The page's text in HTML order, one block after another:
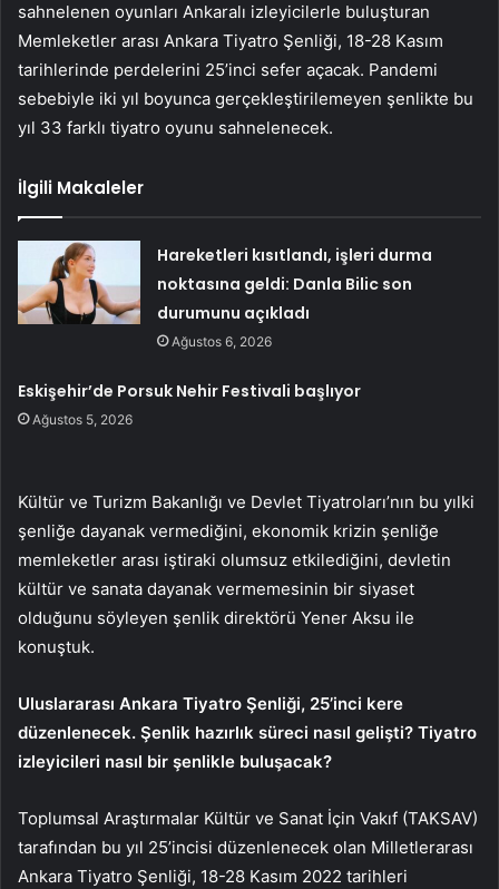
sahnelenen oyunları Ankaralı izleyicilerle buluşturan
Memleketler arası Ankara Tiyatro Şenliği, 18-28 Kasım
tarihlerinde perdelerini 25’inci sefer açacak. Pandemi
sebebiyle iki yıl boyunca gerçekleştirilemeyen şenlikte bu
yıl 33 farklı tiyatro oyunu sahnelenecek.
İlgili Makaleler
Hareketleri kısıtlandı, işleri durma
noktasına geldi: Danla Bilic son
durumunu açıkladı
Ağustos 6, 2026
Eskişehir’de Porsuk Nehir Festivali başlıyor
Ağustos 5, 2026
Kültür ve Turizm Bakanlığı ve Devlet Tiyatroları’nın bu yılki
şenliğe dayanak vermediğini, ekonomik krizin şenliğe
memleketler arası iştiraki olumsuz etkilediğini, devletin
kültür ve sanata dayanak vermemesinin bir siyaset
olduğunu söyleyen şenlik direktörü Yener Aksu ile
konuştuk.
Uluslararası Ankara Tiyatro Şenliği, 25’inci kere
düzenlenecek. Şenlik hazırlık süreci nasıl gelişti? Tiyatro
izleyicileri nasıl bir şenlikle buluşacak?
Toplumsal Araştırmalar Kültür ve Sanat İçin Vakıf (TAKSAV)
tarafından bu yıl 25’incisi düzenlenecek olan Milletlerarası
Ankara Tiyatro Şenliği, 18-28 Kasım 2022 tarihleri